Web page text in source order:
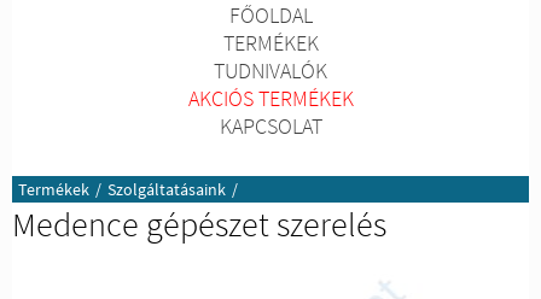
FŐOLDAL
TERMÉKEK
TUDNIVALÓK
AKCIÓS TERMÉKEK
KAPCSOLAT
Termékek / Szolgáltatásaink /
Medence gépészet szerelés